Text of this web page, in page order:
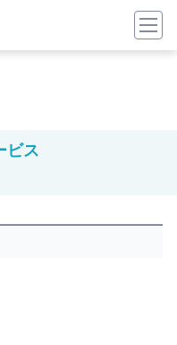
ビス